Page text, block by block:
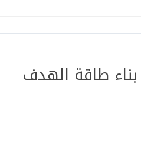
طاقة الهدف